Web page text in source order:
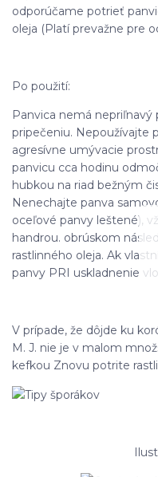
odporúčame potrieť
oleja (Platí prevažne pre
Po použití:
Panvica nemá
pripečeniu. Nepoužívajte
agresívne umývacie
panvicu cca hodinu
hubkou na riad bežným
Nenechajte panva
oceľové panvy leštené),
handrou. obrúskom
rastlinného oleja. Ak
panvy PRI uskladnenie
V prípade, že dôjde ku
M. J. nie je v malom
kefkou Znovu potrite